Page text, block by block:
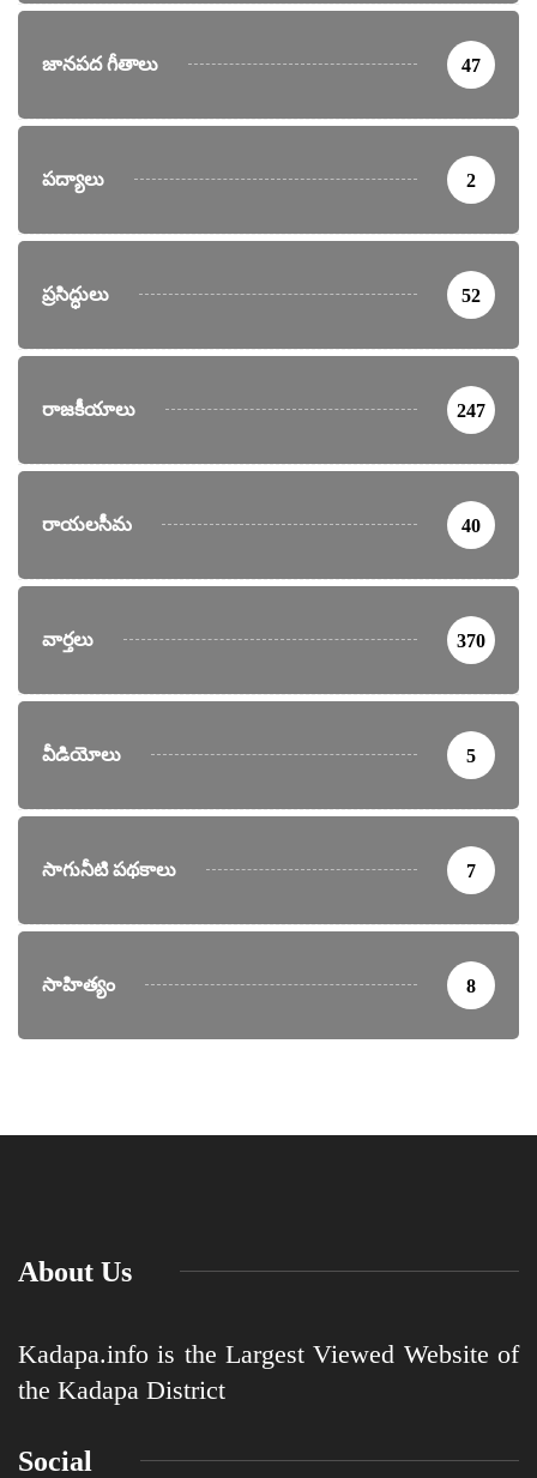
జానపద గీతాలు 47
పద్యాలు 2
ప్రసిద్ధులు 52
రాజకీయాలు 247
రాయలసీమ 40
వార్తలు 370
వీడియోలు 5
సాగునీటి పథకాలు 7
సాహిత్యం 8
About Us
Kadapa.info is the Largest Viewed Website of
the Kadapa District
Social